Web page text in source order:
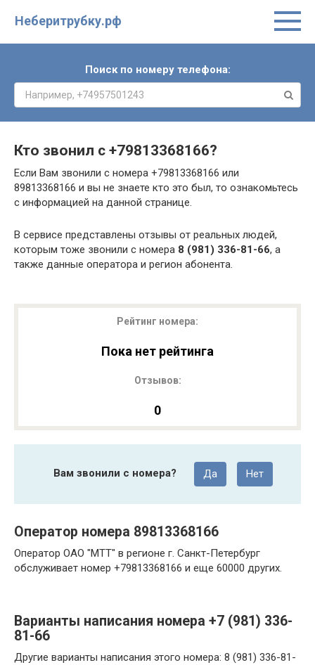
Неберитрубку.рф
Поиск по номеру телефона:
Кто звонил с +79813368166?
Если Вам звонили с номера +79813368166 или
89813368166 и вы не знаете кто это был, то ознакомьтесь
с информацией на данной странице.
В сервисе представлены отзывы от реальных людей,
которым тоже звонили с номера 8 (981) 336-81-66, а
также данные оператора и регион абонента.
Рейтинг номера:
Пока нет рейтинга
Отзывов:
0
Вам звонили с номера? Да Нет
Оператор номера 89813368166
Оператор ОАО "МТТ" в регионе г. Санкт-Петербург
обслуживает номер +79813368166 и еще 60000 других.
Варианты написания номера +7 (981) 336-
81-66
Другие варианты написания этого номера: 8 (981) 336-81-